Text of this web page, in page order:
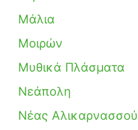
Μάλια
Μοιρών
Μυθικά Πλάσματα
Νεάπολη
Νέας Αλικαρνασσού